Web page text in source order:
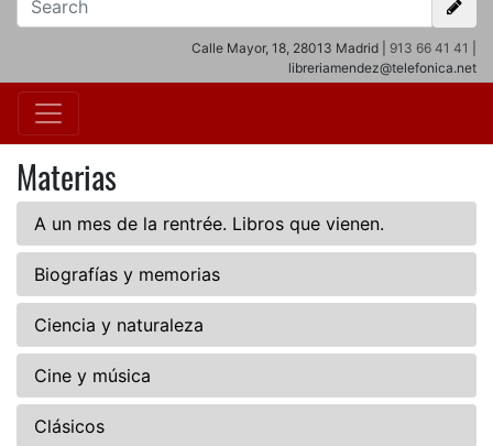
Calle Mayor, 18, 28013 Madrid | 913 66 41 41
libreriamendez@telefonica.net
Materias
A un mes de la rentrée. Libros que vienen.
Biografías y memorias
Ciencia y naturaleza
Cine y música
Clásicos